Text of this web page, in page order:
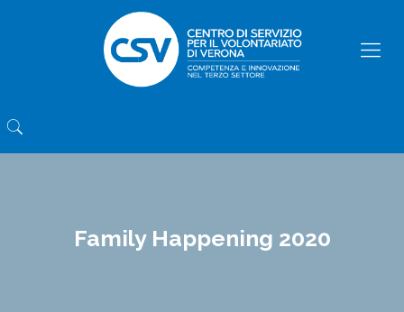
Family Happening 2020